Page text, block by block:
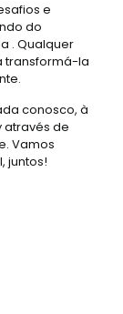
e
do
. Qualquer
transformá-la
conosco, à
através de
Vamos
juntos!